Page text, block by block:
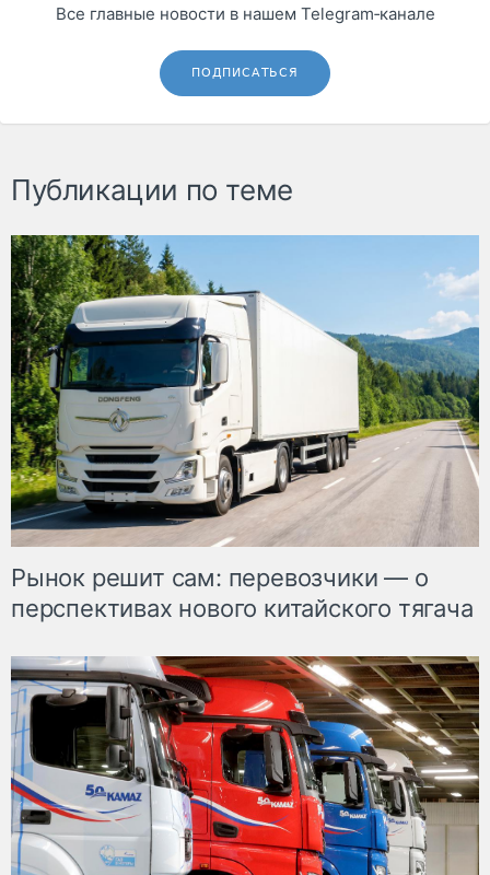
Все главные новости в нашем Telegram‑канале
ПОДПИСАТЬСЯ
Публикации по теме
Рынок решит сам: перевозчики — о
перспективах нового китайского тягача